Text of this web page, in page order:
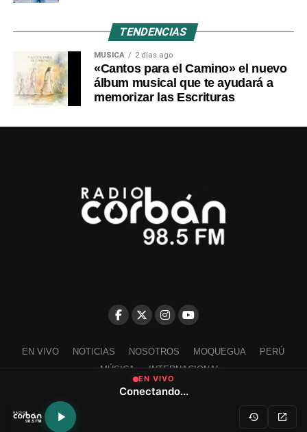
TENDENCIAS
MÚSICA 2 días ago
«Cantos para el Camino» el nuevo
álbum musical que te ayudará a
memorizar las Escrituras
EN VIVO NOTICIAS NOSOTROS MOQUEGUA
PERÚ
MÚSICA
INTERNACIONAL
Escríbenos a contacto@radiocorban.com
EN VIVO
Conectando...